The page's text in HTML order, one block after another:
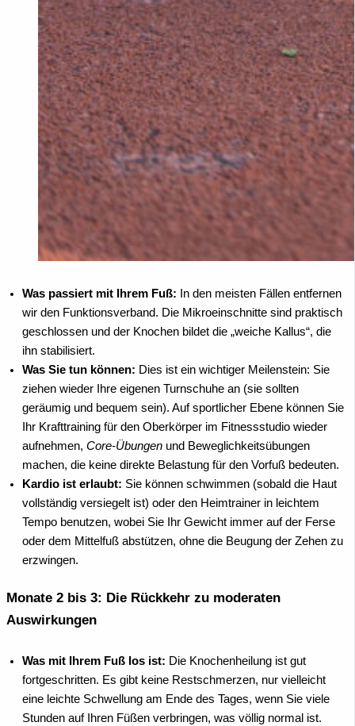
Was passiert mit Ihrem Fuß: In den meisten Fällen entfernen
wir den Funktionsverband. Die Mikroeinschnitte sind praktisch
geschlossen und der Knochen bildet die „weiche Kallus“, die
ihn stabilisiert.
Was Sie tun können: Dies ist ein wichtiger Meilenstein: Sie
ziehen wieder Ihre eigenen Turnschuhe an (sie sollten
geräumig und bequem sein). Auf sportlicher Ebene können Sie
Ihr Krafttraining für den Oberkörper im Fitnessstudio wieder
aufnehmen, Core-Übungen und Beweglichkeitsübungen
machen, die keine direkte Belastung für den Vorfuß bedeuten.
Kardio ist erlaubt: Sie können schwimmen (sobald die Haut
vollständig versiegelt ist) oder den Heimtrainer in leichtem
Tempo benutzen, wobei Sie Ihr Gewicht immer auf der Ferse
oder dem Mittelfuß abstützen, ohne die Beugung der Zehen zu
erzwingen.
Monate 2 bis 3: Die Rückkehr zu moderaten
Auswirkungen
Was mit Ihrem Fuß los ist: Die Knochenheilung ist gut
fortgeschritten. Es gibt keine Restschmerzen, nur vielleicht
eine leichte Schwellung am Ende des Tages, wenn Sie viele
Stunden auf Ihren Füßen verbringen, was völlig normal ist.